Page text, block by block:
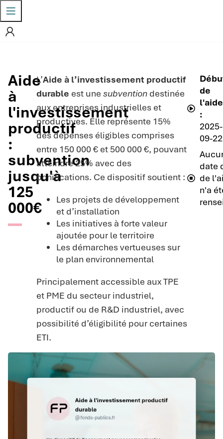
Aide
à
l'investissement
productif
:
subvention
jusqu'à
125
000€
L’Aide à l’investissement productif
durable est une subventiondestinée
aux entreprises industrielles et
productives. Elle représente 15%
des dépenses éligibles comprises
entre 150 000 € et 500 000 €, pouvant
atteindre 25% avec des
bonifications. Ce dispositif soutient :
Les projets de développement
et d’installation
Les initiatives à forte valeur
ajoutée pour le territoire
Les démarches vertueuses sur
le plan environnemental
Principalement accessible aux TPE
et PME du secteur industriel,
productif ou de R&D industriel, avec
possibilité d’éligibilité pour certaines
ETI.
de
l'aide
:
2025-
09-22
date
de
n'a